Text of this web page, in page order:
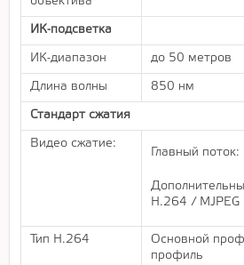
ИК-подсветка
ИК-диапазон до 50 метров
Длина волны 850 нм
Стандарт сжатия
Видео сжатие:
Главный
H.264 / MJPEG
Тип H.264
Основной
профиль